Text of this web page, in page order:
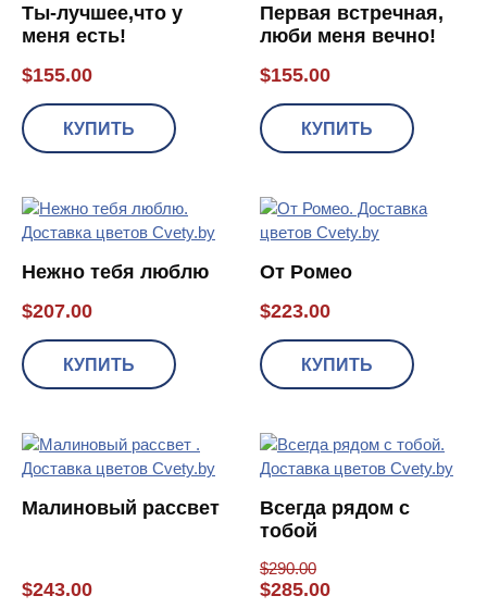
Ты-лучшее,что у
меня есть!
$155.00
КУПИТЬ
Первая встречная,
люби меня вечно!
$155.00
КУПИТЬ
Нежно тебя люблю
$207.00
КУПИТЬ
От Ромео
$223.00
КУПИТЬ
Малиновый рассвет
$243.00
Всегда рядом с
тобой
$290.00
$285.00